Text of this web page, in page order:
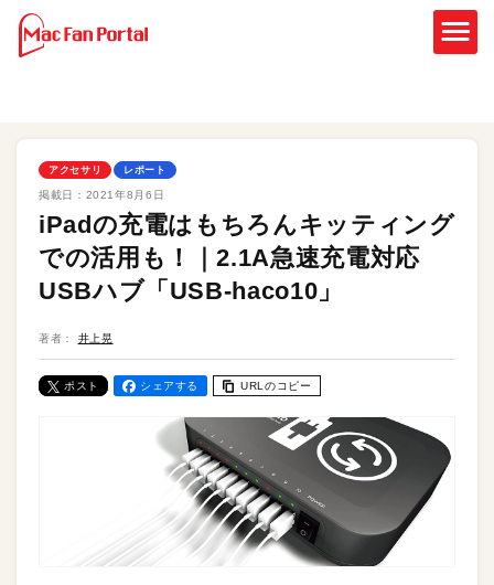
アクセサリ レポート
掲載日： 2021年8月6日
iPadの充電はもちろんキッティング
での活用も！｜2.1A急速充電対応
USBハブ「USB-haco10」
著者： 井上晃
ポスト シェアする URLのコピー